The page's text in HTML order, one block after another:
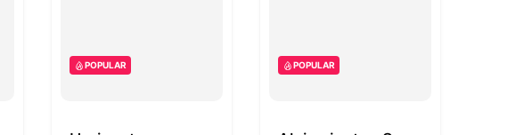
POPULAR POPULAR